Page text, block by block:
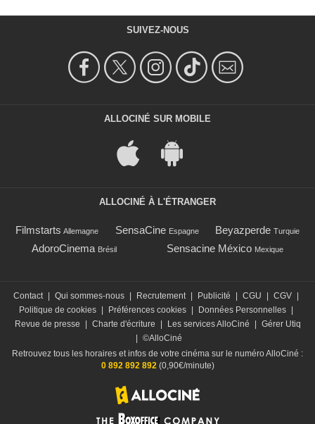
SUIVEZ-NOUS
ALLOCINÉ SUR MOBILE
ALLOCINÉ À L'ÉTRANGER
Filmstarts Allemagne SensaCine Espagne Beyazperde Turquie
AdoroCinema Brésil Sensacine México Mexique
Contact Qui sommes-nous Recrutement Publicité CGU CGV
Politique de cookies
Préférences cookies Données Personnelles
Revue de presse
Charte d'écriture Les services AlloCiné
Gérer Utiq
©AlloCiné
Retrouvez tous les horaires et infos de votre cinéma sur le numéro AlloCiné :
0 892 892 892(0,90€/minute)